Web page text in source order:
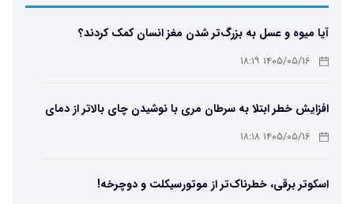
آیا میوه و عسل به بزرگ‌تر شدن مغز انسان کمک کردند؟
۱۴۰۵/۰۵/۱۶ ۱۸:۱۹
افزایش خطر ابتلا به سرطان مری با نوشیدن چای بالاتر از دمای
۶۵ درجه ۱۴۰۵/۰۵/۱۶ ۱۸:۱۸
اسکوتر برقی، خطرناک‌تر از موتورسیکلت و دوچرخه!